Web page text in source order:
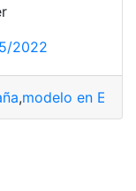
2022
,modelo en